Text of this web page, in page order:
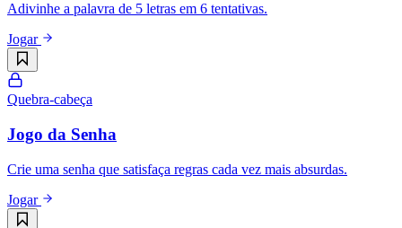
Adivinhe a palavra de 5 letras em 6 tentativas.
Jogar
Quebra-cabeça
Jogo da Senha
Crie uma senha que satisfaça regras cada vez mais absurdas.
Jogar